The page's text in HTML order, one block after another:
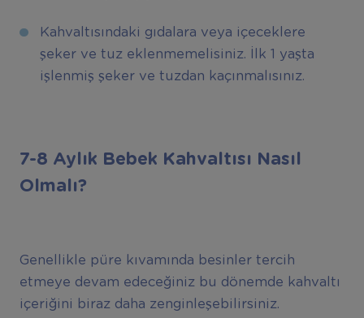
Kahvaltısındaki gıdalara veya içeceklere
şeker ve tuz eklenmemelisiniz. İlk 1 yaşta
işlenmiş şeker ve tuzdan kaçınmalısınız.
7-8 Ayl ı k Bebek Kahvaltısı Nası
Olmal ı?
Genellikle püre kıvamında besinler tercih
etmeye devam edeceğiniz bu dönemde kahvaltı
içeriğini biraz daha zenginleşebilirsiniz.